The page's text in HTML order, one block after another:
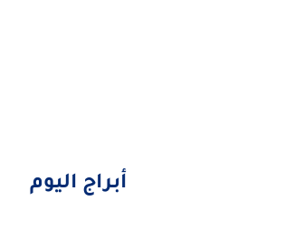
أبراج اليوم